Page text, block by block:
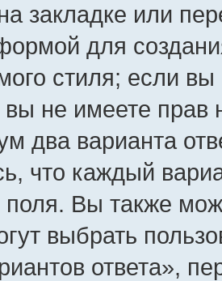
закладке или
для
стиля; если
не имеете прав
два варианта
что каждый
поля. Вы также
выбрать
ответа»,